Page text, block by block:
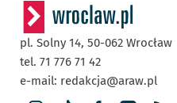
pl. Solny 14, 50-062 Wrocław
tel. 71 776 71 42
e-mail: redakcja@araw.pl